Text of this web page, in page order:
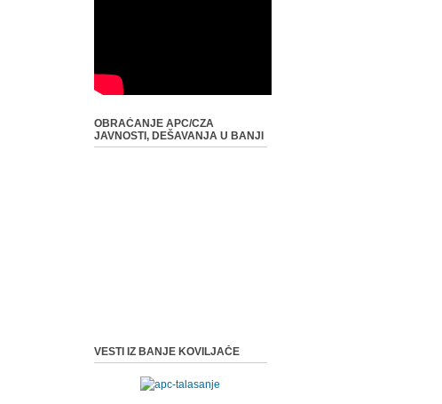
OBRAĆANJE APC/CZA
JAVNOSTI, DEŠAVANJA U BANJI
VESTI IZ BANJE KOVILJAČE